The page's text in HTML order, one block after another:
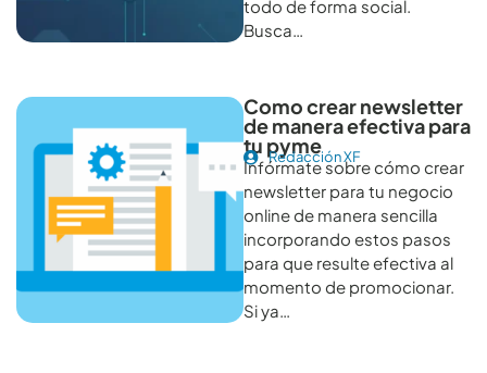
todo de forma social.
Busca…
Como crear newsletter
de manera efectiva para
tu pyme
Redacción XF
Infórmate sobre cómo crear
newsletter para tu negocio
online de manera sencilla
incorporando estos pasos
para que resulte efectiva al
momento de promocionar.
Si ya…